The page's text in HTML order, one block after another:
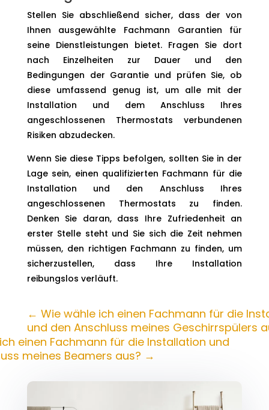
Stellen Sie abschließend sicher, dass der von
Ihnen ausgewählte Fachmann Garantien für
seine Dienstleistungen bietet. Fragen Sie dort
nach Einzelheiten zur Dauer und den
Bedingungen der Garantie und prüfen Sie, ob
diese umfassend genug ist, um alle mit der
Installation und dem Anschluss Ihres
angeschlossenen Thermostats verbundenen
Risiken abzudecken.
Wenn Sie diese Tipps befolgen, sollten Sie in der
Lage sein, einen qualifizierten Fachmann für die
Installation und den Anschluss Ihres
angeschlossenen Thermostats zu finden.
Denken Sie daran, dass Ihre Zufriedenheit an
erster Stelle steht und Sie sich die Zeit nehmen
müssen, den richtigen Fachmann zu finden, um
sicherzustellen, dass Ihre Installation
reibungslos verläuft.
← Wie wähle ich einen Fachmann für die
und den Anschluss meines Geschirrspülers
einen Fachmann für die Installation und
meines Beamers aus? →